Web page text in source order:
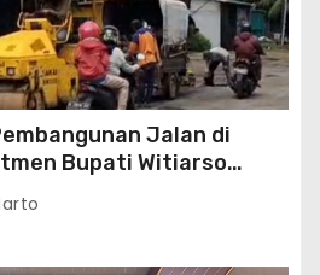
Jalan di
Bupati Witiarso
dan Perekonomian